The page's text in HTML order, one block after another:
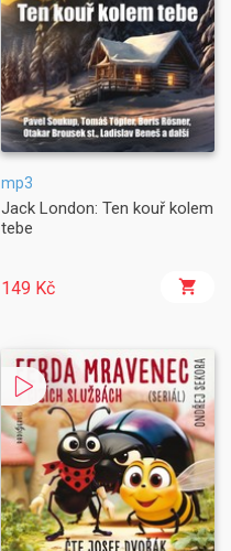
mp3
Jack London: Ten kouř kolem
tebe
149 Kč